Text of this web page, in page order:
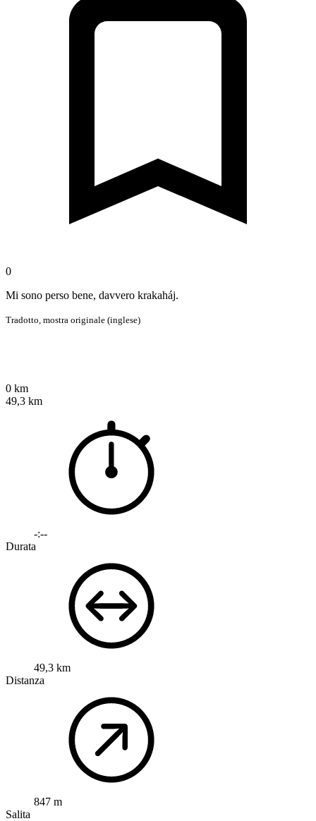
0
Mi sono perso bene, davvero krakaháj.
Tradotto, mostra originale (inglese)
0 km
49,3 km
-:--
Durata
49,3 km
Distanza
847 m
Salita